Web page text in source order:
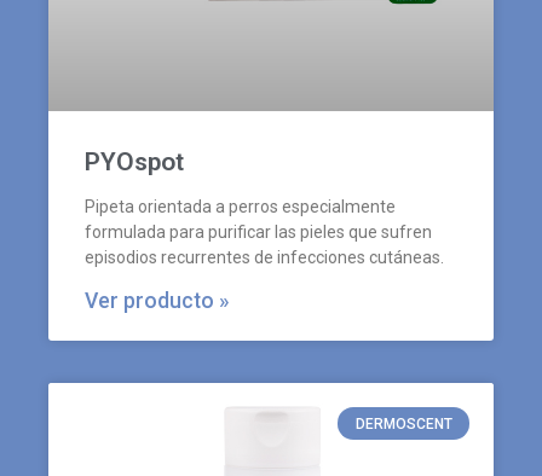
PYOspot
Pipeta orientada a perros especialmente
formulada para purificar las pieles que sufren
episodios recurrentes de infecciones cutáneas.
Ver producto »
DERMOSCENT